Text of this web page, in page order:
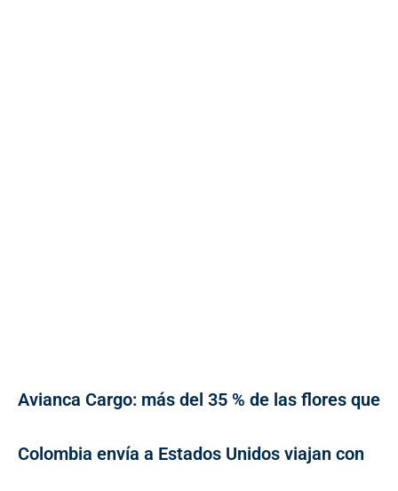
Avianca Cargo: más del 35 % de las flores que
Colombia envía a Estados Unidos viajan con